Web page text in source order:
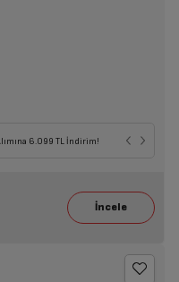
6.099 TL İndirim!